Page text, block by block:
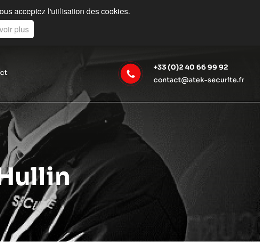
acceptez l'utilisation des cookies.
plus
+33 (0)2 40 66 99 92
contact@atek-securite.fr